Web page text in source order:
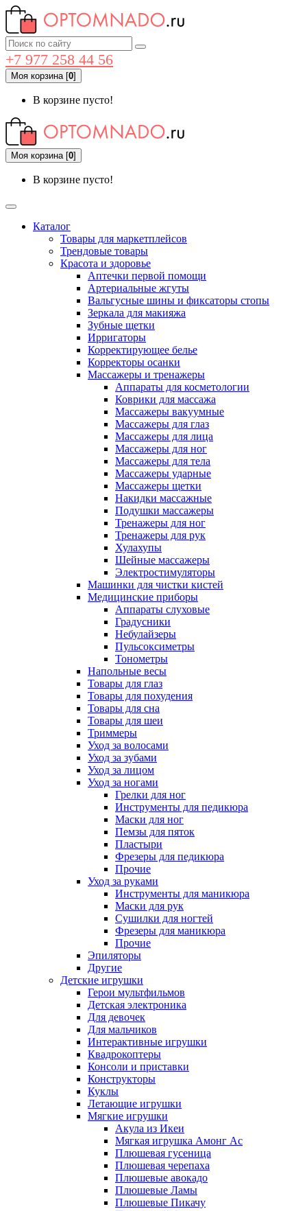
+7 977 258 44 56
Моя корзина[0]
В корзине пусто!
Моя корзина[0]
В корзине пусто!
Каталог
Товары для маркетплейсов
Трендовые товары
Красота и здоровье
Аптечки первой помощи
Артериальные жгуты
Вальгусные шины и фиксаторы стопы
Зеркала для макияжа
Зубные щетки
Ирригаторы
Корректирующее белье
Корректоры осанки
Массажеры и тренажеры
Аппараты для косметологии
Коврики для массажа
Массажеры вакуумные
Массажеры для глаз
Массажеры для лица
Массажеры для ног
Массажеры для тела
Массажеры ударные
Массажеры щетки
Накидки массажные
Подушки массажеры
Тренажеры для ног
Тренажеры для рук
Хулахупы
Шейные массажеры
Электростимуляторы
Машинки для чистки кистей
Медицинские приборы
Аппараты слуховые
Градусники
Небулайзеры
Пульсоксиметры
Тонометры
Напольные весы
Товары для глаз
Товары для похудения
Товары для сна
Товары для шеи
Триммеры
Уход за волосами
Уход за зубами
Уход за лицом
Уход за ногами
Грелки для ног
Инструменты для педикюра
Маски для ног
Пемзы для пяток
Пластыри
Фрезеры для педикюра
Прочие
Уход за руками
Инструменты для маникюра
Маски для рук
Сушилки для ногтей
Фрезеры для маникюра
Прочие
Эпиляторы
Другие
Детские игрушки
Герои мультфильмов
Детская электроника
Для девочек
Для мальчиков
Интерактивные игрушки
Квадрокоптеры
Консоли и приставки
Конструкторы
Куклы
Летающие игрушки
Мягкие игрушки
Акула из Икеи
Мягкая игрушка Амонг Ас
Плюшевая гусеница
Плюшевая черепаха
Плюшевые авокадо
Плюшевые Ламы
Плюшевые Пикачу